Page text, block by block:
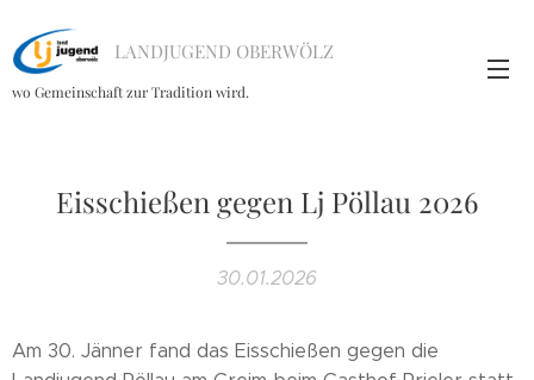
LANDJUGEND OBERWÖLZ
wo Gemeinschaft zur Tradition wird.
Eisschießen gegen Lj Pöllau 2026
30.01.2026
Am 30. Jänner fand das Eisschießen gegen die